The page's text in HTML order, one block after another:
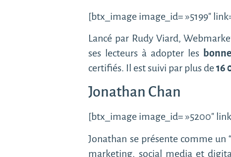
[btx_image image_id= »5199″
Lancé par Rudy Viard,
ses lecteurs à adopter les
certifiés. Il est suivi par plus de16
Jonathan Chan
[btx_image image_id= »5200″
Jonathan se présente comme un
marketing, social media et